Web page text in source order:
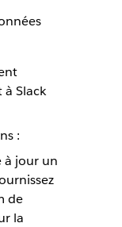
Slack
:
à jour un
de
la